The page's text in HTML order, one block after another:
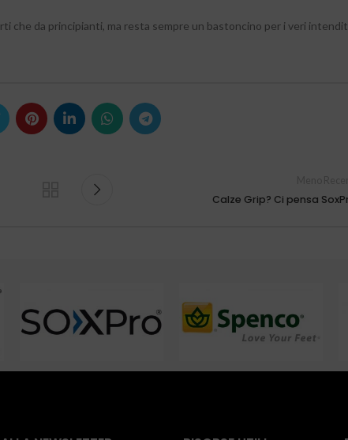
che da principianti, ma resta sempre un bastoncino per i veri
Calze Grip? Ci pensa